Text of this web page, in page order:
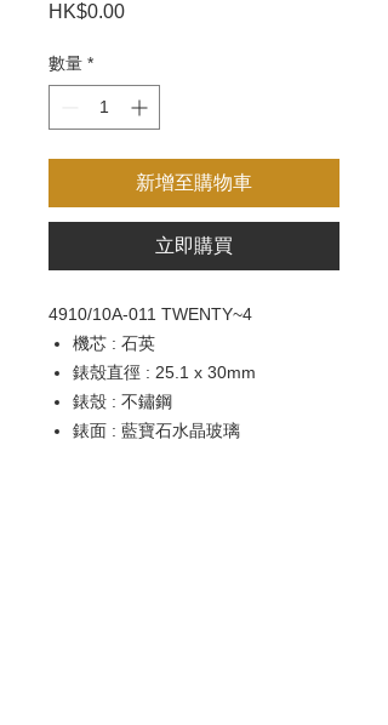
HK$0.00價
數量 *
新增至購物車
立即購買
4910/10A-011 TWENTY~4
機芯 : 石英
錶殼直徑 : 25.1 x 30mm
錶殼 : 不鏽鋼
錶面 : 藍寶石水晶玻璃